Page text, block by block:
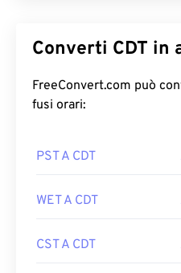
Converti CDT in
FreeConvert.com può
fusi orari:
PST A CDT
WET A CDT
CST A CDT